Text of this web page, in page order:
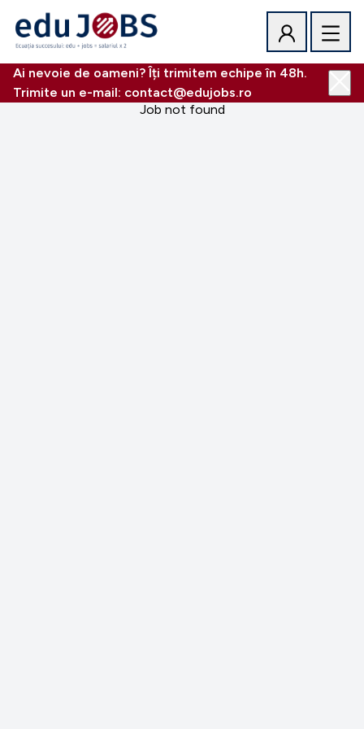
Ai nevoie de oameni? Îți trimitem echipe în 48h.
Trimite un e-mail: contact@edujobs.ro
Job not found